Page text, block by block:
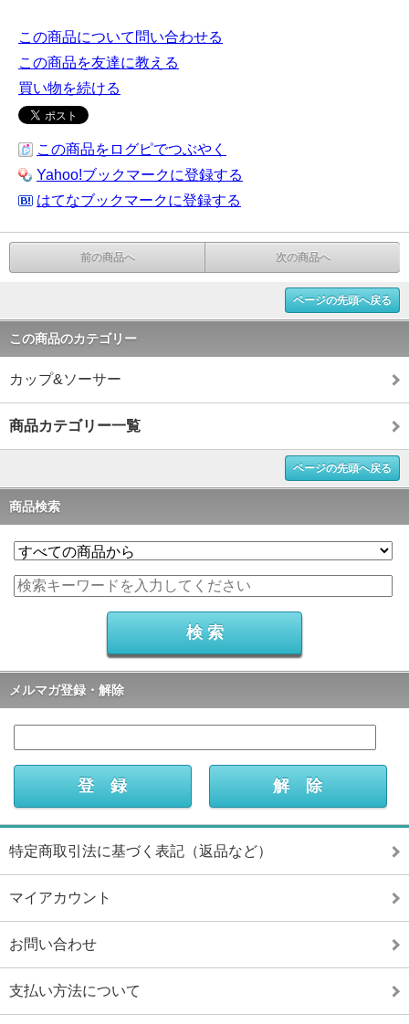
この商品について問い合わせる
この商品を友達に教える
買い物を続ける
この商品をログピでつぶやく
Yahoo!ブックマークに登録する
はてなブックマークに登録する
前の商品へ 次の商品へ
ページの先頭へ戻る
この商品のカテゴリー
カップ&ソーサー
商品カテゴリー一覧
ページの先頭へ戻る
商品検索
メルマガ登録・解除
特定商取引法に基づく表記（返品など）
マイアカウント
お問い合わせ
支払い方法について